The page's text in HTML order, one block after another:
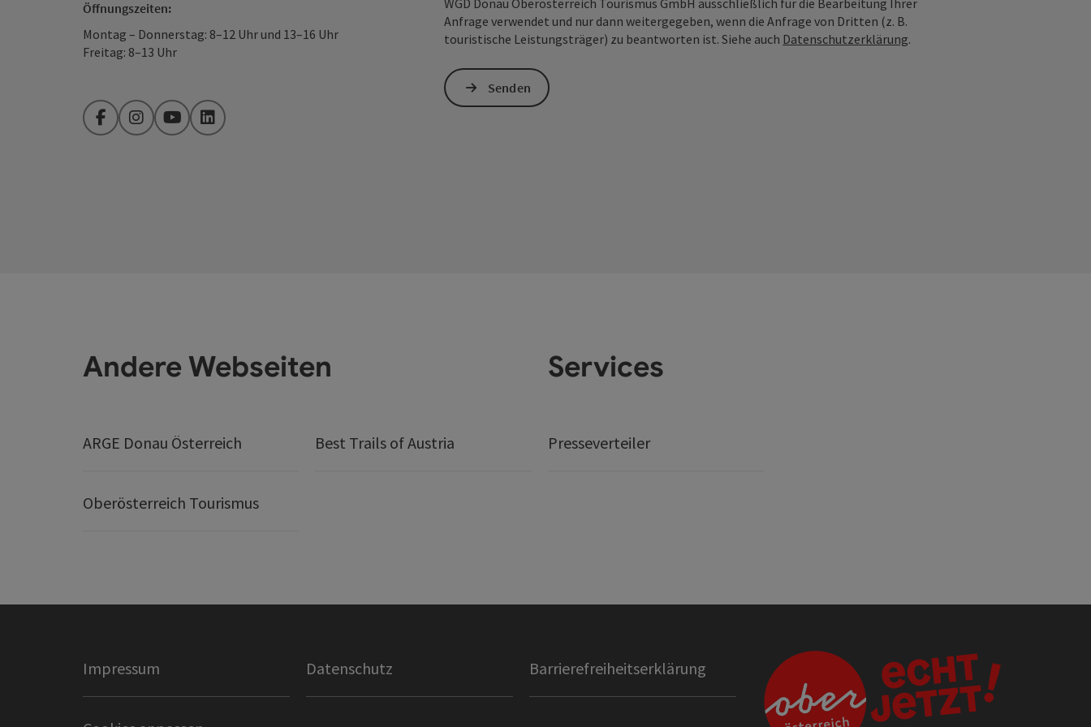
Öffnungszeiten:
Montag – Donnerstag: 8–12 Uhr und 13–16 Uhr
Freitag: 8–13 Uhr
FacebookInstagramYouTubeLinkedIn
WGD Donau Oberösterreich Tourismus GmbH ausschließlich für die Bearbeitung Ihrer
Anfrage verwendet und nur dann weitergegeben, wenn die Anfrage von Dritten (z. B.
touristische Leistungsträger) zu beantworten ist. Siehe auch Datenschutzerklärung.
Senden
Andere Webseiten
ARGE Donau Österreich Best Trails of Austria
Oberösterreich Tourismus
Services
Presseverteiler
Impressum Datenschutz Barrierefreiheitserklärung